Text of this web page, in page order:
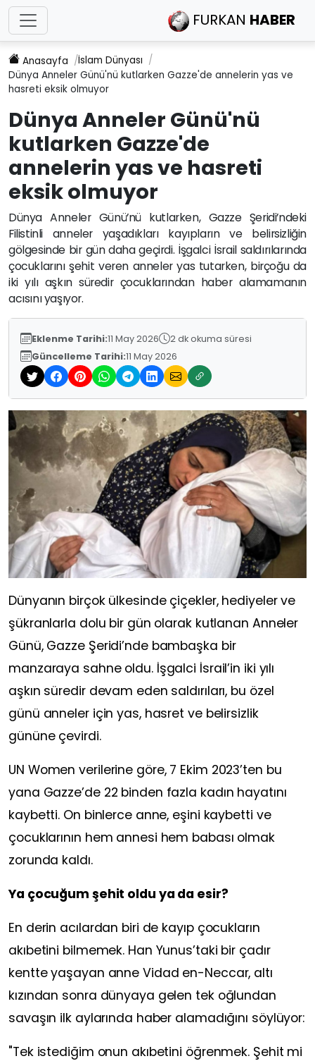
FURKAN HABER
Anasayfa
İslam Dünyası
Dünya Anneler Günü'nü kutlarken Gazze'de annelerin yas ve
hasreti eksik olmuyor
Dünya Anneler Günü'nü
kutlarken Gazze'de
annelerin yas ve hasreti
eksik olmuyor
Dünya Anneler Günü’nü kutlarken, Gazze Şeridi’ndeki
Filistinli anneler yaşadıkları kayıpların ve belirsizliğin
gölgesinde bir gün daha geçirdi. İşgalci İsrail saldırılarında
çocuklarını şehit veren anneler yas tutarken, birçoğu da
iki yılı aşkın süredir çocuklarından haber alamamanın
acısını yaşıyor.
Eklenme Tarihi:11 May 2026
2 dk okuma süresi
Güncelleme Tarihi:11 May 2026
Dünyanın birçok ülkesinde çiçekler, hediyeler ve
şükranlarla dolu bir gün olarak kutlanan Anneler
Günü, Gazze Şeridi’nde bambaşka bir
manzaraya sahne oldu. İşgalci İsrail’in iki yılı
aşkın süredir devam eden saldırıları, bu özel
günü anneler için yas, hasret ve belirsizlik
gününe çevirdi.
UN Women verilerine göre, 7 Ekim 2023’ten bu
yana Gazze’de 22 binden fazla kadın hayatını
kaybetti. On binlerce anne, eşini kaybetti ve
çocuklarının hem annesi hem babası olmak
zorunda kaldı.
Ya çocuğum şehit oldu ya da esir?
En derin acılardan biri de kayıp çocukların
akıbetini bilmemek. Han Yunus’taki bir çadır
kentte yaşayan anne Vidad en-Neccar, altı
kızından sonra dünyaya gelen tek oğlundan
savaşın ilk aylarında haber alamadığını söylüyor:
"Tek istediğim onun akıbetini öğrenmek. Şehit mi